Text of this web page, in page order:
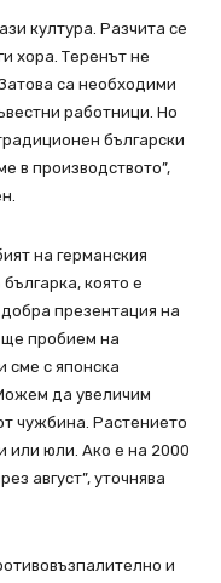
култура. Разчита се
хора. Теренът не
са необходими
работници. Но
български
в производството”,
на германския
която е
презентация на
ще пробием на
сме с японска
да увеличим
чужбина. Растението
или юли. Ако е на 2000
август”, уточнява
и